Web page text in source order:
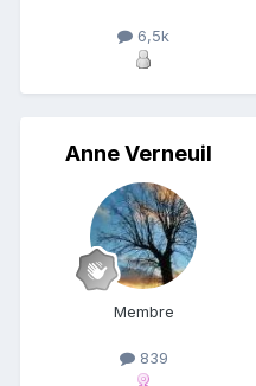
6,5k
Anne Verneuil
Membre
839